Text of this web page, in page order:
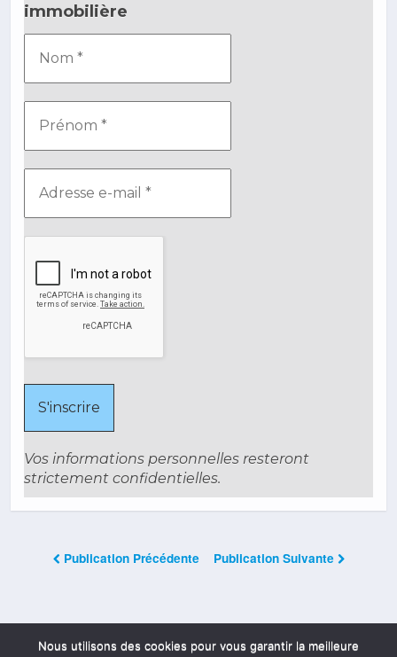
immobilière
Vos informations personnelles resteront
strictement confidentielles.
Publication Précédente Publication Suivante
Les Commentaires Sont Fermés
Nous utilisons des cookies pour vous garantir la meilleure